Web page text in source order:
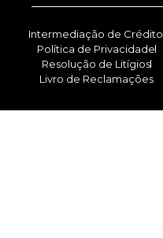
Intermediação de Crédito
Política de Privacidade
Resolução de Litígios
Livro de Reclamações